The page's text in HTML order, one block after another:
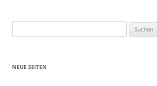
nach:
NEUE SEITEN